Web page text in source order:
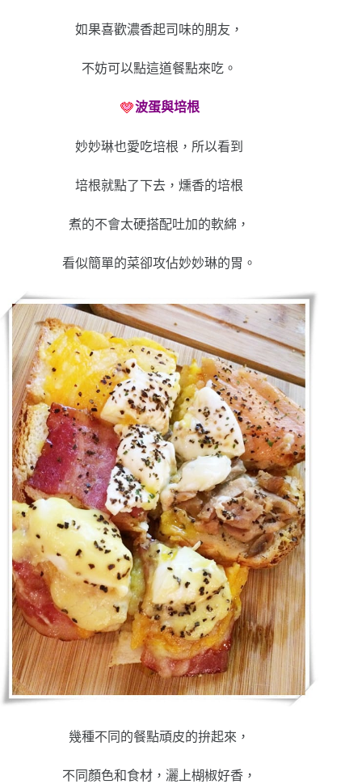
如果喜歡濃香起司味的朋友，
不妨可以點這道餐點來吃。
波蛋與培根
妙妙琳也愛吃培根，所以看到
培根就點了下去，燻香的培根
煮的不會太硬搭配吐加的軟綿，
看似簡單的菜卻攻佔妙妙琳的胃。
幾種不同的餐點頑皮的拚起來，
不同顏色和食材，灑上楜椒好香，